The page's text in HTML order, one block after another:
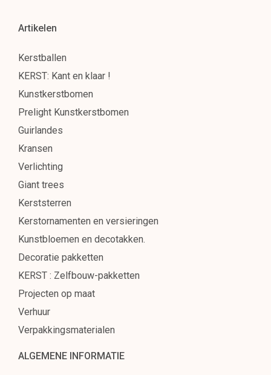
Kerstornamenten en versieringen
Decoratie pakketten
KERST : Zelfbouw-pakketten
Projecten op maat
Verhuur
Artikelen
Kerstballen
KERST: Kant en klaar !
Kunstkerstbomen
Prelight Kunstkerstbomen
Guirlandes
Kransen
Verlichting
Giant trees
Kerststerren
Kerstornamenten en versieringen
Kunstbloemen en decotakken.
Decoratie pakketten
KERST : Zelfbouw-pakketten
Projecten op maat
Verhuur
Verpakkingsmaterialen
ALGEMENE INFORMATIE